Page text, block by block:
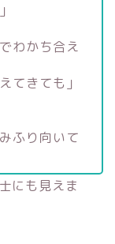
わかち合え
てきても」
ふり向いて
にも見えま